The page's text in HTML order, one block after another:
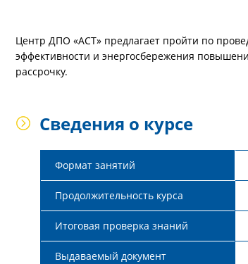
Центр ДПО «АСТ» предлагает пройти по
эффективности и энергосбережения
рассрочку.
Сведения о курсе
Формат занятий
Продолжительность курса
Итоговая проверка знаний
Выдаваемый документ